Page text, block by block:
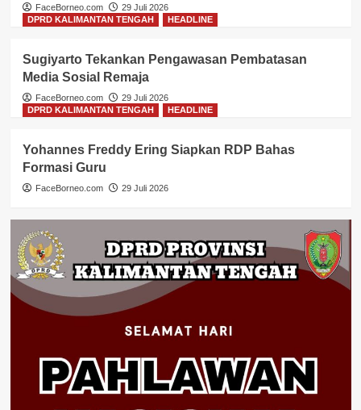
FaceBorneo.com
29 Juli 2026
DPRD KALIMANTAN TENGAH
HEADLINE
Sugiyarto Tekankan Pengawasan Pembatasan
Media Sosial Remaja
FaceBorneo.com
29 Juli 2026
DPRD KALIMANTAN TENGAH
HEADLINE
Yohannes Freddy Ering Siapkan RDP Bahas
Formasi Guru
FaceBorneo.com 29 Juli 2026